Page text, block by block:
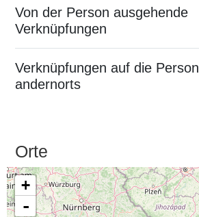
Von der Person ausgehende
Verknüpfungen
Verknüpfungen auf die Person
andernorts
Orte
+
-